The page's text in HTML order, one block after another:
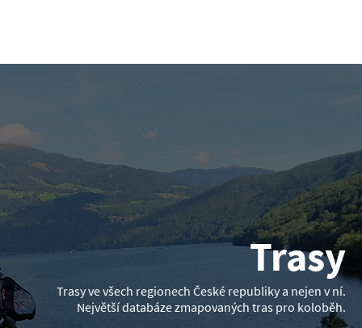
Trasy
Trasy ve všech regionech České republiky a nejen v ní.
Největší databáze zmapovaných tras pro koloběh.